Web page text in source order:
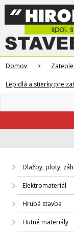
Domov >
Lepidlá a stierky pre
Dlažby, ploty,
Elektromateriál
Hrubá stavba
Hutné materiály